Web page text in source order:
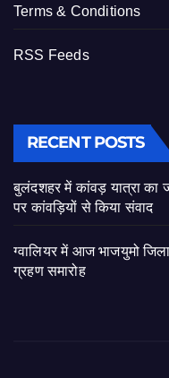
Terms & Conditions
RSS Feeds
RECENT POSTS
बुलंदशहर में कांवड़ यात्रा का
पर कांवड़ियों से किया संवाद
ग्वालियर में आज भाजयुमो
ग्रहण समारोह